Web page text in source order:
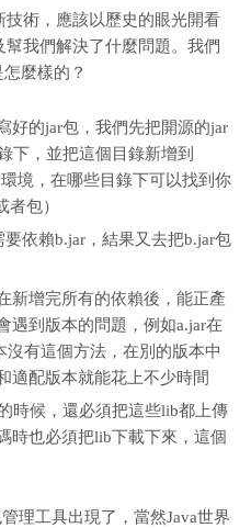
術，應該以歷史的眼光開看
我們解決了什麼問題。我們
麼樣的？
好的jar包，我們先把開源的jar
下，並把這個目錄新增到
境，在哪些目錄下可以找到你
包）
依賴b.jar，結果又去把b.jar包
新增完所有的依賴後，能正產
遇到版本的問題，例如a.jar在
沒有這個方法，在別的版本中
適配版本就能花上不少時間
時候，還必須把這些lib都上傳
時也必須把lib下載下來，這個
理工具出現了，當然Java世界